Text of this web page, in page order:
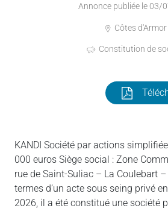
Annonce publiée le 03/
Côtes d'Armor
Constitution de
KANDI Société par actions
000 euros Siège social : Zone
rue de Saint-Suliac – La Coulebart
termes d’un acte sous seing privé
2026, il a été constitué une société